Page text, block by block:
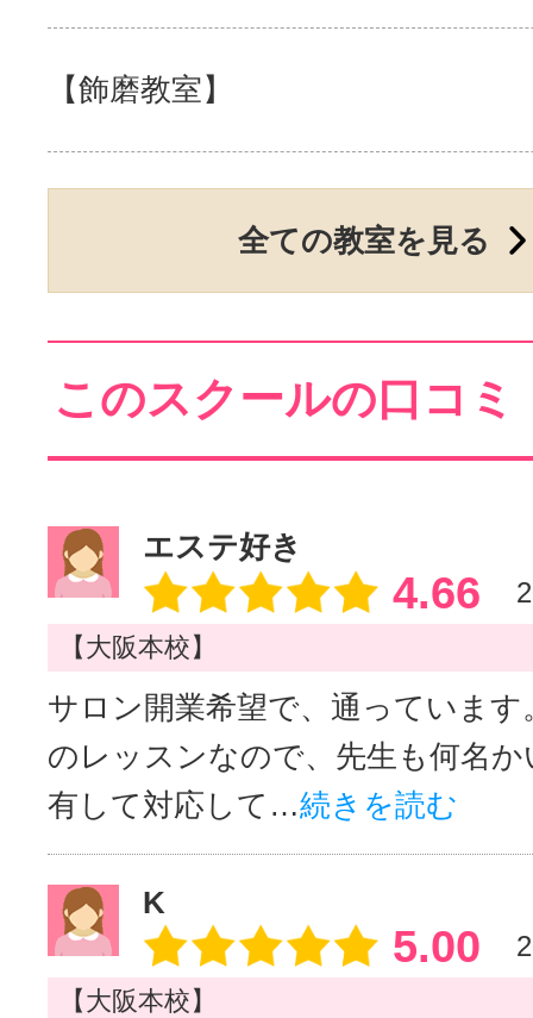
【飾磨教室】
全ての教室を見る
このスクールの口コミ
エステ好き
4.66
【大阪本校】
サロン開業希望で、通っています
のレッスンなので、先生も何名
有して対応して…続きを読む
K
5.00
【大阪本校】